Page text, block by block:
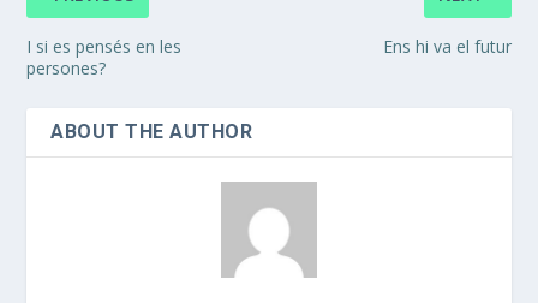
I si es pensés en les
persones?
Ens hi va el futur
ABOUT THE AUTHOR